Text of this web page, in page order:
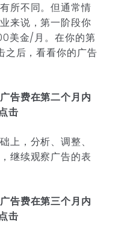
所不同。但通常情
来说，第一阶段你
美金/月。在你的第
之后，看看你的广告
告费在第二个月内
击
上，分析、调整、
继续观察广告的表
告费在第三个月内
击